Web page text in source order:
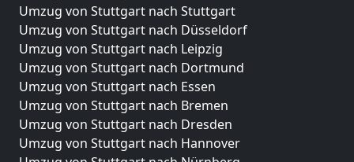
Umzug von Stuttgart nach Stuttgart
Umzug von Stuttgart nach Düsseldorf
Umzug von Stuttgart nach Leipzig
Umzug von Stuttgart nach Dortmund
Umzug von Stuttgart nach Essen
Umzug von Stuttgart nach Bremen
Umzug von Stuttgart nach Dresden
Umzug von Stuttgart nach Hannover